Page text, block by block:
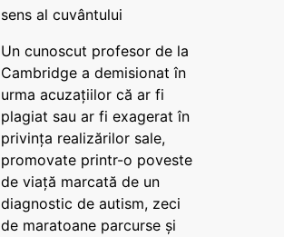
sens al cuvântului
Un cunoscut profesor de la
Cambridge a demisionat în
urma acuzațiilor că ar fi
plagiat sau ar fi exagerat în
privința realizărilor sale,
promovate printr-o poveste
de viață marcată de un
diagnostic de autism, zeci
de maratoane parcurse și